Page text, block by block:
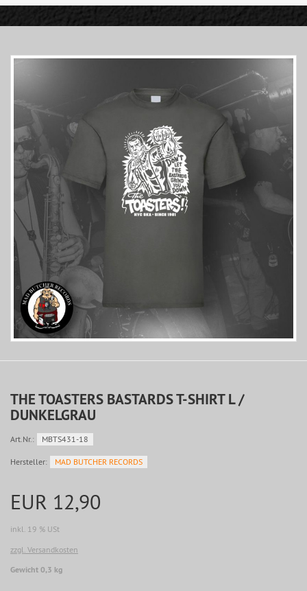
THE TOASTERS BASTARDS T-SHIRT L /
DUNKELGRAU
Art.Nr.: MBTS431-18
Hersteller: MAD BUTCHER RECORDS
EUR 12,90
inkl. 19 % USt
zzgl. Versandkosten
Gewicht 0,3 kg